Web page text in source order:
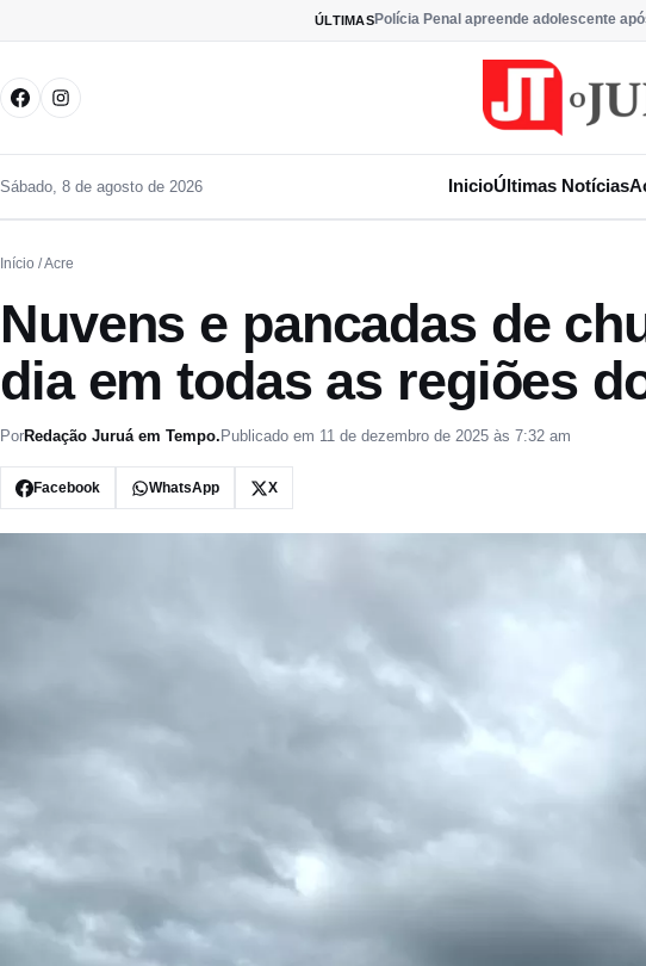
ÚLTIMASPolícia Penal apreende adolescente
Sábado, 8 de agosto de 2026 InicioÚltimas Notícias
Início / Acre
Nuvens e pancadas de
dia em todas as regiões
PorRedação Juruá em Tempo. Publicado em 11 de dezembro de 2025 às 7:32 am
Facebook WhatsApp X